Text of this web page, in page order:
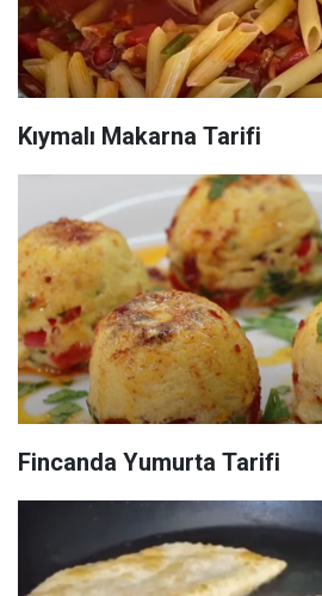
Kıymalı Makarna Tarifi
Fincanda Yumurta Tarifi